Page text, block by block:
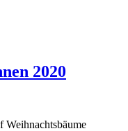
2020
Weihnachtsbäume